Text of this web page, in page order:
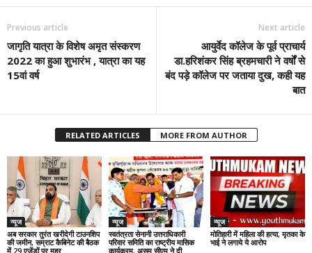
Previous article
​जागृति यात्रा के विशेष अमृत संस्करण
2022 का हुआ शुभारंभ , यात्रा का यह
15वां वर्ष
Next article
आयुर्वेद कॉलेज के पूर्व प्राचार्य
डा.हरिशंकर सिंह ब्रहमचारी ने वर्षों से
बंद पड़े कॉलेज पर जताया दुख, कही यह
बात
RELATED ARTICLES MORE FROM AUTHOR
न्यूज
अब सरकार तुरंत खरीदेगी टाउनशिप
की जमीन, सम्राट कैबिनेट की बैठक
में 29 एजेंडों पर मुहर
न्यूज
स्वतंत्रता सेनानी उत्तराधिकारी
परिवार समिति का राष्ट्रीय मासिक
कार्यक्रम, असम सीएम ने दी
न्यूज
मोतिहारी में महिला की हत्या, मृतका के
भाई ने लगाये ये आरोप